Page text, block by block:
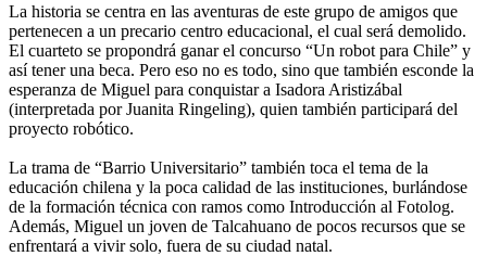
La historia se centra en las aventuras de este grupo de amigos que
pertenecen a un precario centro educacional, el cual será demolido.
El cuarteto se propondrá ganar el concurso “Un robot para Chile” y
así tener una beca. Pero eso no es todo, sino que también esconde la
esperanza de Miguel para conquistar a Isadora Aristizábal
(interpretada por Juanita Ringeling), quien también participará del
proyecto robótico.
La trama de “Barrio Universitario” también toca el tema de la
educación chilena y la poca calidad de las instituciones, burlándose
de la formación técnica con ramos como Introducción al Fotolog.
Además, Miguel un joven de Talcahuano de pocos recursos que se
enfrentará a vivir solo, fuera de su ciudad natal.